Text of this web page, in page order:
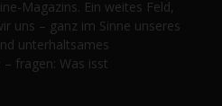
Magazins. Ein weites Feld,
uns – ganz im Sinne unseres
unterhaltsames
fragen: Was isst